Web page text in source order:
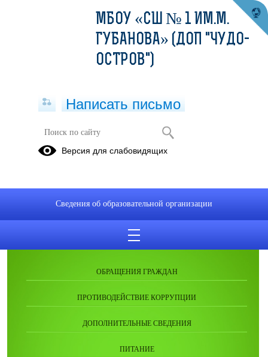
СОВЕТ ОТЦОВ
ОБРАЩЕНИЯ ГРАЖДАН
ПРОТИВОДЕЙСТВИЕ КОРРУПЦИИ
ДОПОЛНИТЕЛЬНЫЕ СВЕДЕНИЯ
ПИТАНИЕ
МБОУ «СШ № 1 ИМ.М.
ГУБАНОВА» (ДОП "ЧУДО-
ОСТРОВ")
Написать письмо
Версия для слабовидящих
Сведения об образовательной организации